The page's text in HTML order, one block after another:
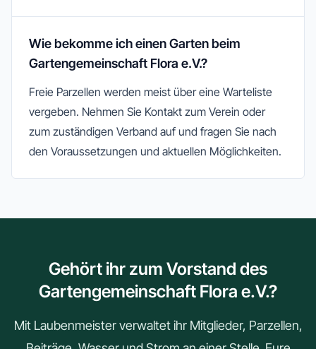
Wie bekomme ich einen Garten beim
Gartengemeinschaft Flora e.V.?
Freie Parzellen werden meist über eine Warteliste
vergeben. Nehmen Sie Kontakt zum Verein oder
zum zuständigen Verband auf und fragen Sie nach
den Voraussetzungen und aktuellen Möglichkeiten.
Gehört ihr zum Vorstand des
Gartengemeinschaft Flora e.V.?
Mit Laubenmeister verwaltet ihr Mitglieder, Parzellen,